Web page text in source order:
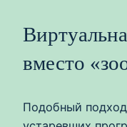
вместо
Подобный